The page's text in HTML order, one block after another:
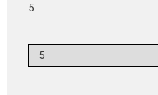
5